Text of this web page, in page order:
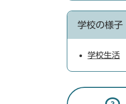
学校の様子
学校生活